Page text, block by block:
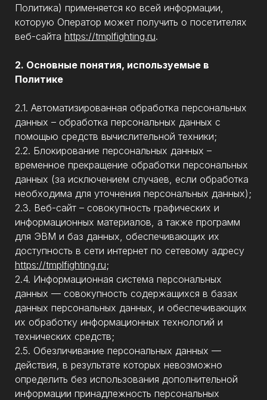
Политика) применяется ко всей информации,
которую Оператор может получить о посетителях
веб-сайта https://tmplfighting.ru.
2. Основные понятия, используемые в
Политике
2.1. Автоматизированная обработка персональных
данных – обработка персональных данных с
помощью средств вычислительной техники;
2.2. Блокирование персональных данных –
временное прекращение обработки персональных
данных (за исключением случаев, если обработка
необходима для уточнения персональных данных);
2.3. Веб-сайт – совокупность графических и
информационных материалов, а также программ
для ЭВМ и баз данных, обеспечивающих их
доступность в сети интернет по сетевому адресу
https://tmplfighting.ru;
2.4. Информационная система персональных
данных — совокупность содержащихся в базах
данных персональных данных, и обеспечивающих
их обработку информационных технологий и
технических средств;
2.5. Обезличивание персональных данных —
действия, в результате которых невозможно
определить без использования дополнительной
информации принадлежность персональных